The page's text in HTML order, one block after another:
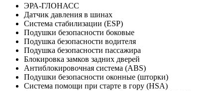
ЭРА-ГЛОНАСС
Датчик давления в шинах
Система стабилизации (ESP)
Подушки безопасности боковые
Подушка безопасности водителя
Подушка безопасности пассажира
Блокировка замков задних дверей
Антиблокировочная система (ABS)
Подушки безопасности оконные (шторки)
Система помощи при старте в гору (HSA)